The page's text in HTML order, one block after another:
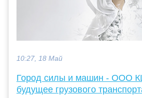
10:27, 18 Май
Город силы и машин - ООО
будущее грузового